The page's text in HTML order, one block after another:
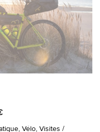
Vélo, Visites /